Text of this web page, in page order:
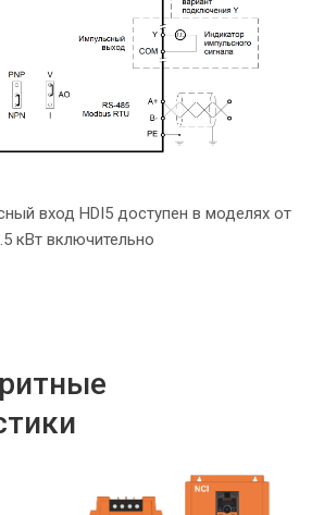
вход HDI5 доступен в моделях от
кВт включительно